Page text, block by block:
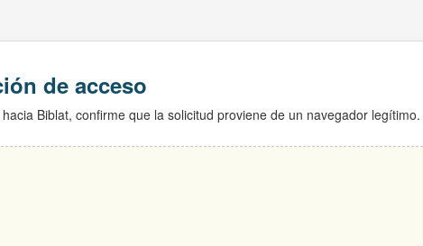
de acceso
Biblat, confirme que la solicitud proviene de un navegador legítimo.